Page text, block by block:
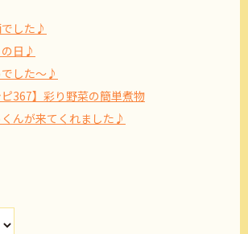
した♪
の日♪
した～♪
ピ367】彩り野菜の簡単煮物
くんが来てくれました♪